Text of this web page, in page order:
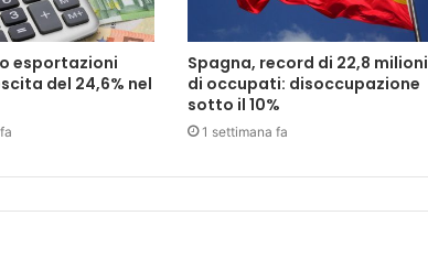
esportazioni
del 24,6% nel
Spagna, record di 22,8 milioni
di occupati: disoccupazione
sotto il 10%
1 settimana fa